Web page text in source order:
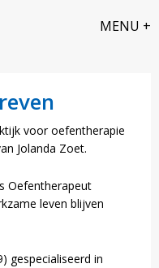
voor oefentherapie
Jolanda Zoet.
Oefentherapeut
leven blijven
gespecialiseerd in